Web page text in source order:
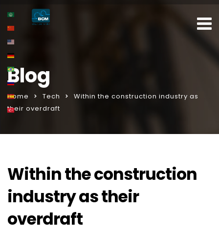
Blog
Home Tech
Within the construction industry as
their overdraft
Within the construction
industry as their
overdraft